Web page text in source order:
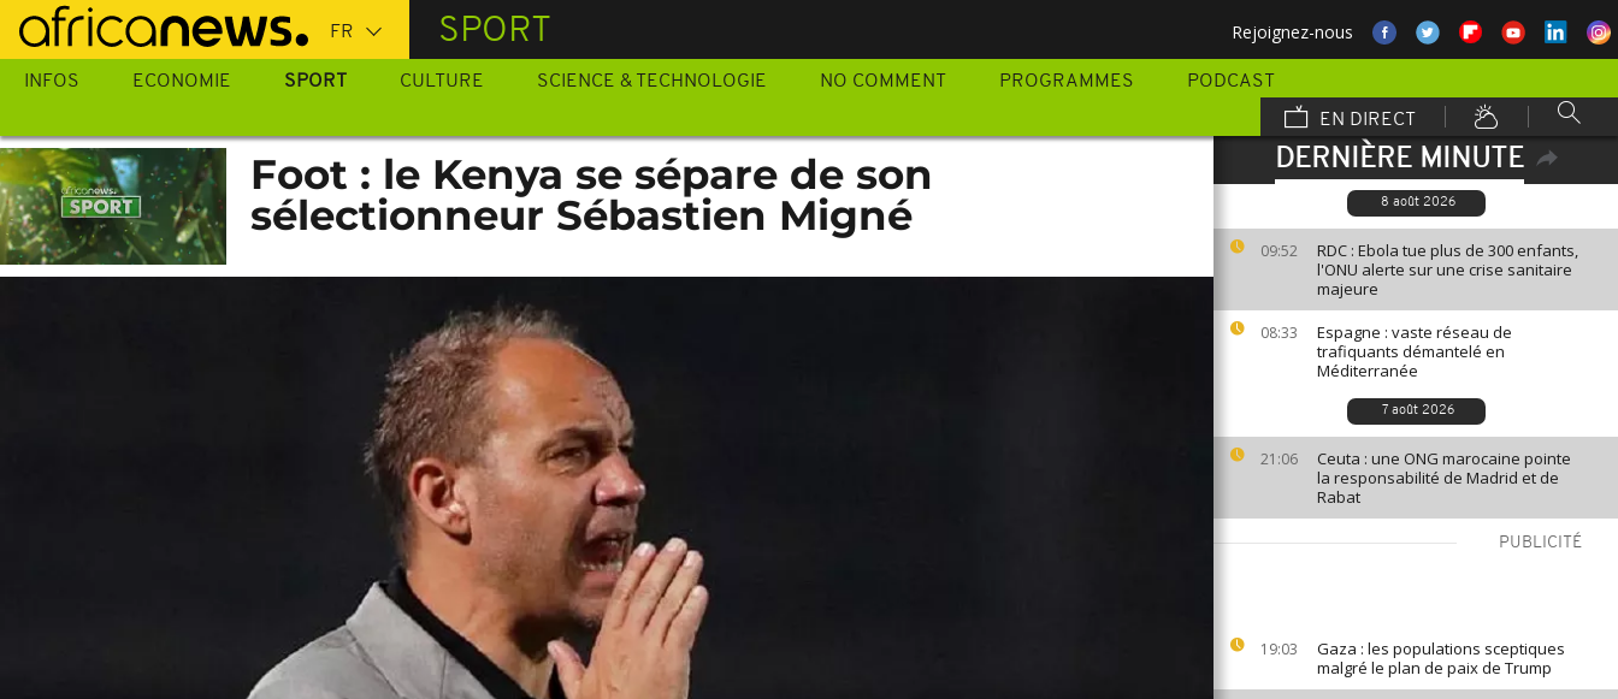
Passer
au
contenu
SPORT Rejoignez-nous
INFOS ECONOMIE SPORT CULTURE SCIENCE & TECHNOLOGIE NO COMMENT PROGRAMMES
PODCAST
EN DIRECT
DERNIÈRE MINUTE
8 août 2026
09:52
RDC : Ebola tue plus de 300 enfants,
l'ONU alerte sur une crise sanitaire
majeure
08:33
Espagne : vaste réseau de
trafiquants démantelé en
Méditerranée
7 août 2026
21:06
Ceuta : une ONG marocaine pointe
la responsabilité de Madrid et de
Rabat
PUBLICITÉ
19:03
Gaza : les populations sceptiques
malgré le plan de paix de Trump
Foot : le Kenya se sépare de son
sélectionneur Sébastien Migné